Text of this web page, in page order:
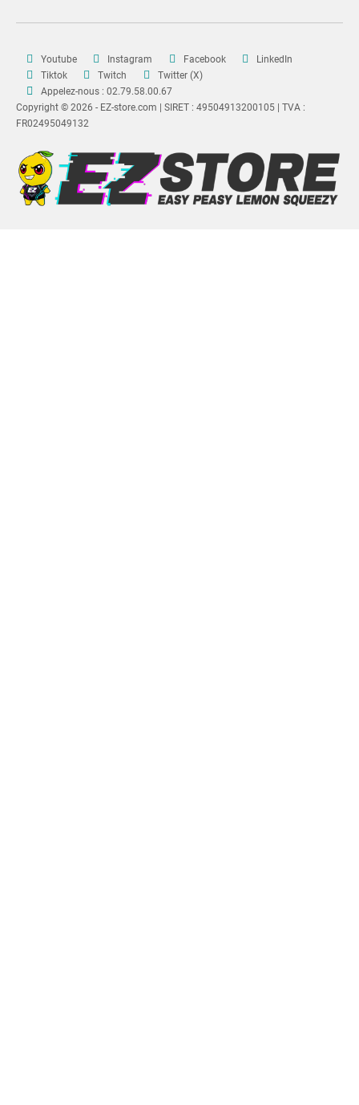
Youtube Instagram Facebook
LinkedIn
Tiktok
Twitch
Twitter (X)
Appelez-nous : 02.79.58.00.67
Copyright © 2026 - EZ-store.com | SIRET : 49504913200105 | TVA :
FR02495049132